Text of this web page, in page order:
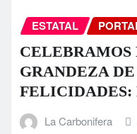
ESTATAL
CELEBRAMOS
GRANDEZA
FELICIDADES:
La Carbonifera